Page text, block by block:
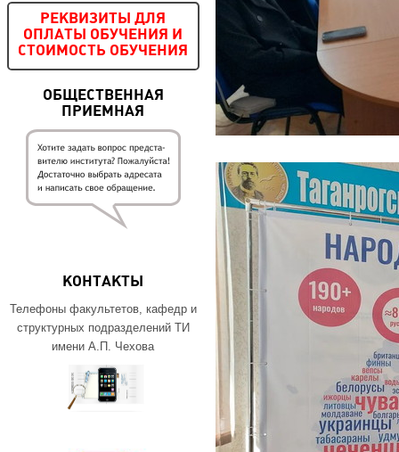
РЕКВИЗИТЫ ДЛЯ
ОПЛАТЫ ОБУЧЕНИЯ И
СТОИМОСТЬ ОБУЧЕНИЯ
ОБЩЕСТВЕННАЯ
ПРИЕМНАЯ
КОНТАКТЫ
Телефоны факультетов, кафедр и
структурных подразделений ТИ
имени А.П. Чехова